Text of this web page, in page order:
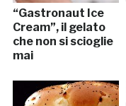
“Gastronaut Ice
Cream”, il gelato
che non si scioglie
mai